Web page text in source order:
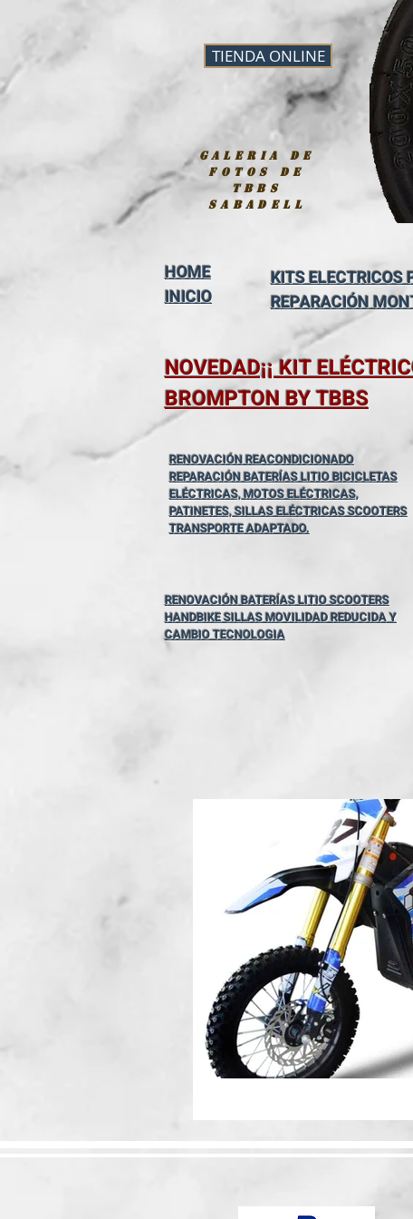
TIENDA ONLINE
galeria de
fotos de
tbbs
sabadell
HOME
INICIO
KITS ELECTRICOS
REPARACIÓN
NOVEDAD¡¡ KIT
BROMPTON BY TBBS
RENOVACIÓN REACONDICIONADO
REPARACIÓN BATERÍAS LITIO BICICLETAS
ELÉCTRICAS, MOTOS ELÉCTRICAS,
PATINETES, SILLAS ELÉCTRICAS SCOOTERS
TRANSPORTE ADAPTADO.
RENOVACIÓN BATERÍAS LITIO SCOOTERS
HANDBIKE SILLAS MOVILIDAD REDUCIDA Y
CAMBIO TECNOLOGIA